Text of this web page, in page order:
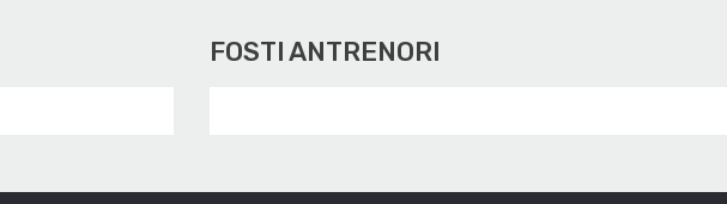
FOSTI ANTRENORI